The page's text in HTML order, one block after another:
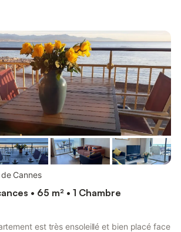
donnant sur le séjour avec coin repas,
déjeuner à 6 personnes. - Le coin salle
et une sall...
Cannes
• 65 m² • 1 Chambre
est très ensoleillé et bien placé face